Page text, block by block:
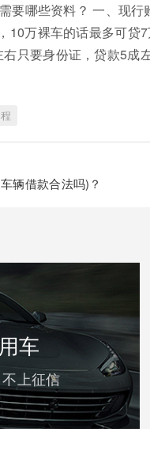
要哪些资料？ 一、现
10万裸车的话最多可贷
只要身份证，贷款5成
辆借款合法吗)？
车
上征信